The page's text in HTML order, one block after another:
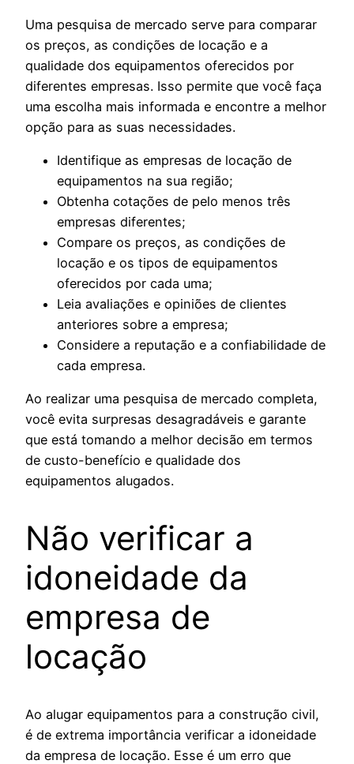
Uma pesquisa de mercado serve para comparar
os preços, as condições de locação e a
qualidade dos equipamentos oferecidos por
diferentes empresas. Isso permite que você faça
uma escolha mais informada e encontre a melhor
opção para as suas necessidades.
Identifique as empresas de locação de
equipamentos na sua região;
Obtenha cotações de pelo menos três
empresas diferentes;
Compare os preços, as condições de
locação e os tipos de equipamentos
oferecidos por cada uma;
Leia avaliações e opiniões de clientes
anteriores sobre a empresa;
Considere a reputação e a confiabilidade de
cada empresa.
Ao realizar uma pesquisa de mercado completa,
você evita surpresas desagradáveis ​​e garante
que está tomando a melhor decisão em termos
de custo-benefício e qualidade dos
equipamentos alugados.
Não verificar a
idoneidade da
empresa de
locação
Ao alugar equipamentos para a construção civil,
é de extrema importância verificar a idoneidade
da empresa de locação. Esse é um erro que